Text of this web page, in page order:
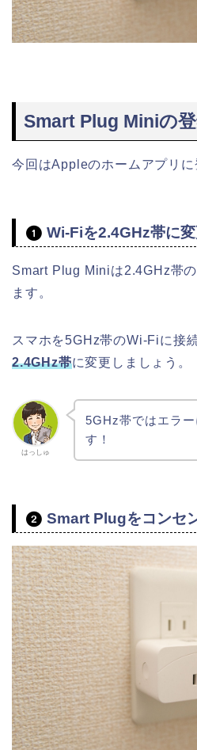
Smart Plug Miniの
今回はAppleのホームアプリに
Wi-Fiを2.4GHz帯に
Smart Plug Miniは2.4GHz帯
ます。
スマホを5GHz帯のWi-Fiに接
2.4GHz帯に変更しましょう。
はっしゅ
5GHz帯ではエラ
す！
Smart Plugをコンセ